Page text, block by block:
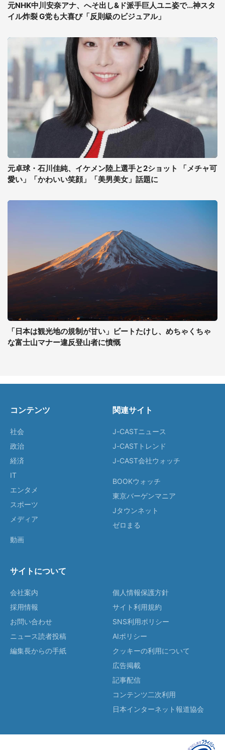
元NHK中川安奈アナ、へそ出し&ド派手巨人ユニ姿で...神スタ
イル炸裂 G党も大喜び「反則級のビジュアル」
元卓球・石川佳純、イケメン陸上選手と2ショット 「メチャ可
愛い」「かわいい笑顔」「美男美女」話題に
「日本は観光地の規制が甘い」ビートたけし、めちゃくちゃ
な富士山マナー違反登山者に憤慨
コンテンツ
社会
政治
経済
IT
エンタメ
スポーツ
メディア
動画
関連サイト
J-CASTニュース
J-CASTトレンド
J-CAST会社ウォッチ
BOOKウォッチ
東京バーゲンマニア
Jタウンネット
ゼロまる
サイトについて
会社案内
採用情報
お問い合わせ
ニュース読者投稿
編集長からの手紙
個人情報保護方針
サイト利用規約
SNS利用ポリシー
AIポリシー
クッキーの利用について
広告掲載
記事配信
コンテンツ二次利用
日本インターネット報道協会